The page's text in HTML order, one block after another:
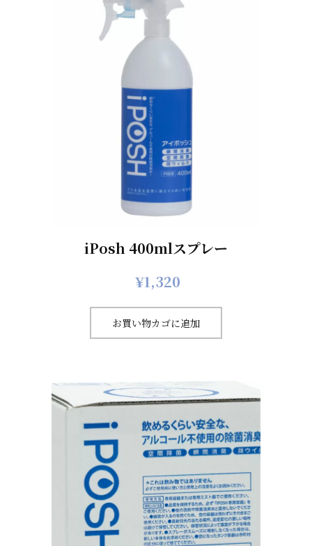
iPosh 400mlスプレー
¥1,320
お買い物カゴに追加